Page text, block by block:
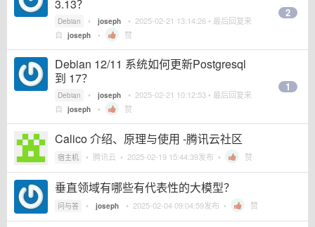
3.13？
Debian • joseph • 2025-02-21 13:14:26 • 最后回复来
自 joseph • 赞
2
Debian 12/11 系统如何更新Postgresql
到 17？
Debian • joseph • 2025-02-21 10:12:53 • 最后回复来
自 joseph • 赞
1
Calico 介绍、原理与使用 -腾讯云社区
宿主机 • 腾讯云 • 2025-02-19 15:44:39发布 • 赞
垂直领域有哪些有代表性的大模型？
问与答 • joseph • 2025-02-04 09:04:59发布 • 赞